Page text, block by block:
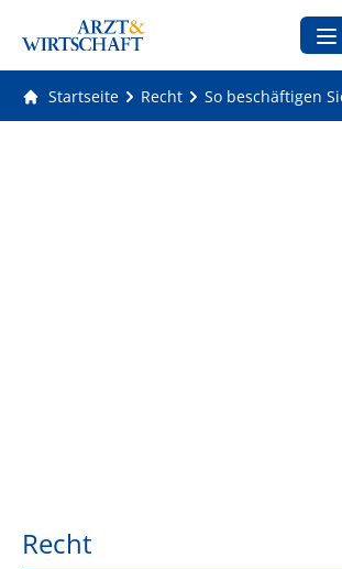
Startseite Recht So beschäftigen
Recht